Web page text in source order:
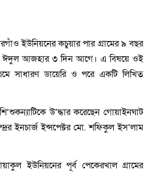
ইউনিয়নের কচুয়ার পার গ্রামের ৯ বছর
ঈদুল আজহার ৩ দিন আগে। এ বিষয়ে ওই
সাধারণ ডায়েরি ও পরে একটি লিখিত
উ’দ্ধার করেছেন গোয়াইনঘাট
ইনচার্জ ইন্সপেক্টর মো. শফিকুল ইস’লাম
ইউনিয়নের পূর্ব পেকেরখাল গ্রামের